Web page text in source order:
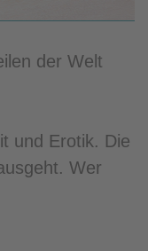
der Welt
und Erotik. Die
Wer